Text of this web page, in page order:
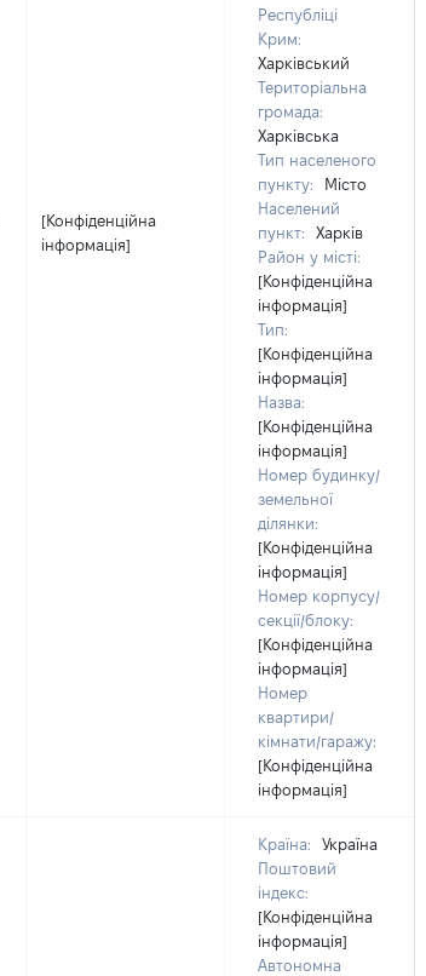
[Конфіденційна
інформація]
Республіці
Крим:
Харківський
Територіальна
громада:
Харківська
Тип населеного
пункту:
Місто
Населений
пункт:
Харків
Район у місті:
[Конфіденційна
інформація]
Тип:
[Конфіденційна
інформація]
Назва:
[Конфіденційна
інформація]
Номер будинку/
земельної
ділянки:
[Конфіденційна
інформація]
Номер корпусу/
секції/блоку:
[Конфіденційна
інформація]
Номер
квартири/
кімнати/гаражу:
[Конфіденційна
інформація]
Країна:
Україна
Поштовий
індекс:
[Конфіденційна
інформація]
Автономна